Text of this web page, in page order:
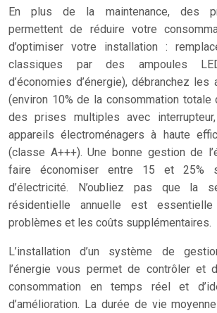
En plus de la maintenance, des
permettent de réduire votre
d’optimiser votre installation :
classiques par des ampoules
d’économies d’énergie), débranchez
(environ 10% de la consommation totale
des prises multiples avec
appareils électroménagers à haute
(classe A+++). Une bonne gestion de
faire économiser entre 15 et 25%
d’électricité. N’oubliez pas que la
résidentielle annuelle est
problèmes et les coûts supplémentaires.
L’installation d’un système de
l’énergie vous permet de contrôler et
consommation en temps réel et
d’amélioration. La durée de vie